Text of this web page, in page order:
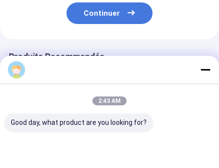
Continuer
Produits Recommandés
2:43 AM
Good day, what product are you looking for?